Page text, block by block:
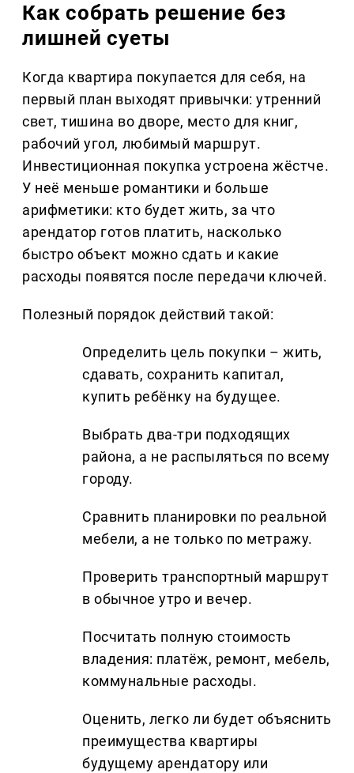
Как собрать решение без
лишней суеты
Когда квартира покупается для себя, на
первый план выходят привычки: утренний
свет, тишина во дворе, место для книг,
рабочий угол, любимый маршрут.
Инвестиционная покупка устроена жёстче.
У неё меньше романтики и больше
арифметики: кто будет жить, за что
арендатор готов платить, насколько
быстро объект можно сдать и какие
расходы появятся после передачи ключей.
Полезный порядок действий такой:
Определить цель покупки – жить,
сдавать, сохранить капитал,
купить ребёнку на будущее.
Выбрать два-три подходящих
района, а не распыляться по всему
городу.
Сравнить планировки по реальной
мебели, а не только по метражу.
Проверить транспортный маршрут
в обычное утро и вечер.
Посчитать полную стоимость
владения: платёж, ремонт, мебель,
коммунальные расходы.
Оценить, легко ли будет объяснить
преимущества квартиры
будущему арендатору или